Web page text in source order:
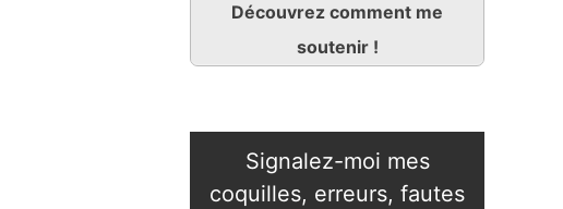
Découvrez comment me
soutenir !
Signalez-moi mes
coquilles, erreurs, fautes